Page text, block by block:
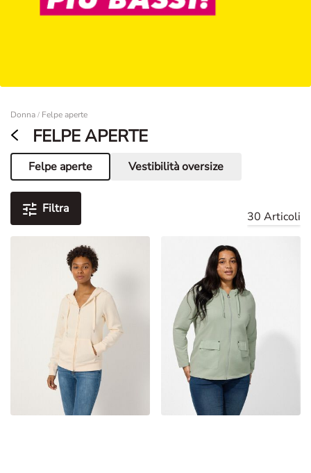
Donna / Felpe aperte
FELPE APERTE
Felpe aperte
Pagina corrente Vestibilità oversize
Filtra
30 Articoli